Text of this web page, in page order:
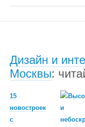
Дизайн и
Москвы:
15
новостроек
с